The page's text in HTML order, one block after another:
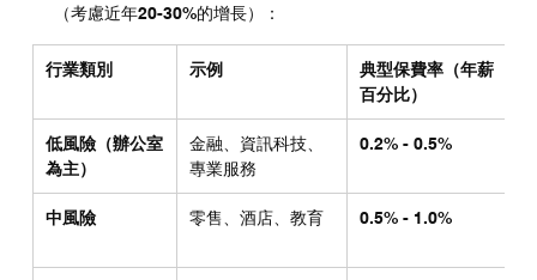
（考慮近年20-30%的增長）：
行業類別 示例
典型保費率（年薪
百分比）
低風險（辦公室
為主）
金融、資訊科技、
專業服務
0.2% - 0.5%
中風險 零售、酒店、教育 0.5% - 1.0%